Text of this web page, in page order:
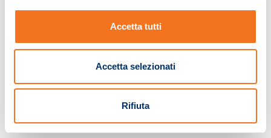
Accetta tutti
Accetta selezionati
Rifiuta